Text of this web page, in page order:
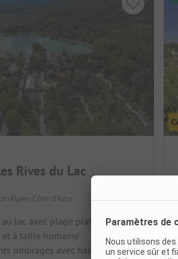
Rives du Lac
Alpes-Côte d'Azur
lac avec plage plate
à taille humaine
ombragés avec haies